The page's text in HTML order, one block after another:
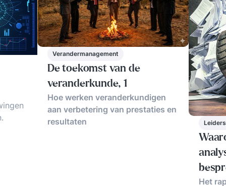
Verandermanagement
De toekomst van de
veranderkunde, 1
Hoe werken veranderkundigen
aan verbetering van prestaties en
resultaten
Het